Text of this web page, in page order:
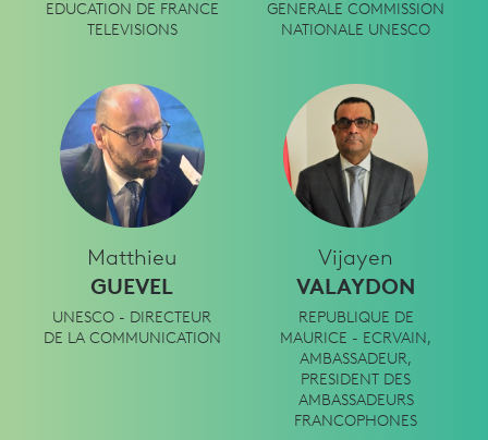
EDUCATION DE FRANCE
TELEVISIONS
GENERALE COMMISSION
NATIONALE UNESCO
Matthieu
GUEVEL
UNESCO - DIRECTEUR
DE LA COMMUNICATION
Vijayen
VALAYDON
REPUBLIQUE DE
MAURICE - ECRVAIN,
AMBASSADEUR,
PRESIDENT DES
AMBASSADEURS
FRANCOPHONES